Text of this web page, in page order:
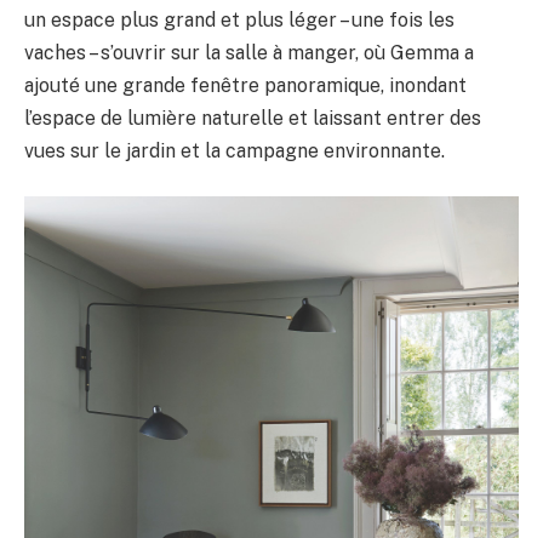
un espace plus grand et plus léger – une fois les
vaches – s’ouvrir sur la salle à manger, où Gemma a
ajouté une grande fenêtre panoramique, inondant
l’espace de lumière naturelle et laissant entrer des
vues sur le jardin et la campagne environnante.